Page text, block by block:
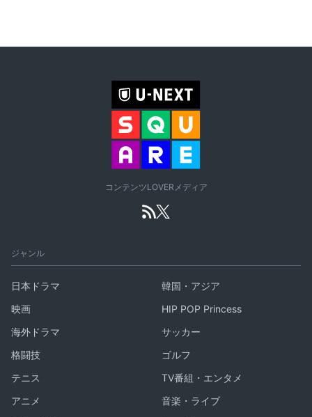
コンテンツLOVERメディア
ジャンル
日本ドラマ
韓国・アジア
映画
HIP POP Princess
海外ドラマ
サッカー
格闘技
ゴルフ
テニス
TV番組・エンタメ
アニメ
音楽・ライブ